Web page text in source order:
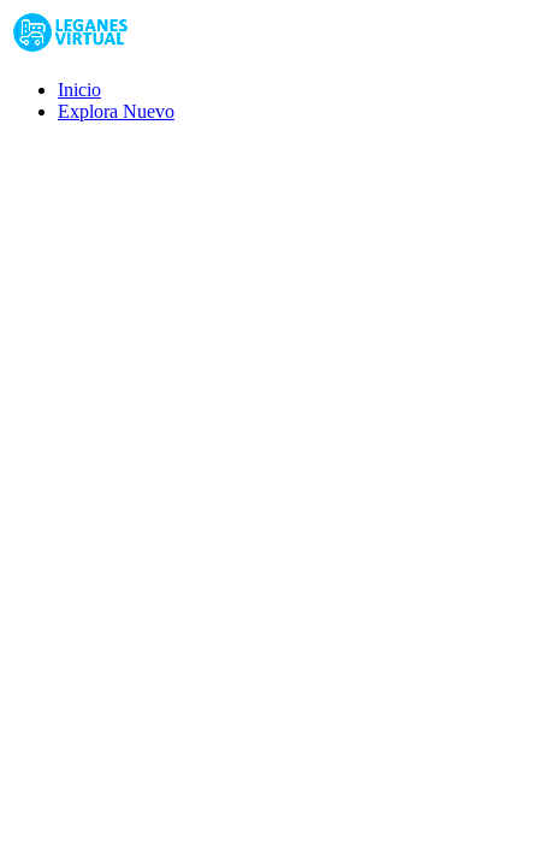
Inicio
Explora Nuevo